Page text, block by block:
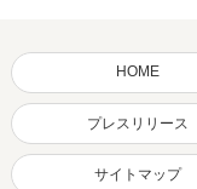
HOME
プレスリリース
サイトマップ